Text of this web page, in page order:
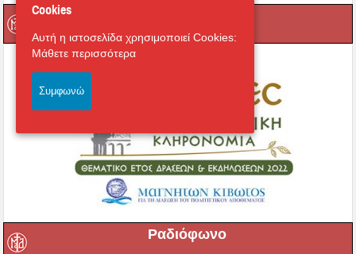
Ραδιόφωνο
Cookies
Αυτή η ιστοσελίδα χρησιμοποιεί Cookies:
Μάθετε περισσότερα
Συμφωνώ